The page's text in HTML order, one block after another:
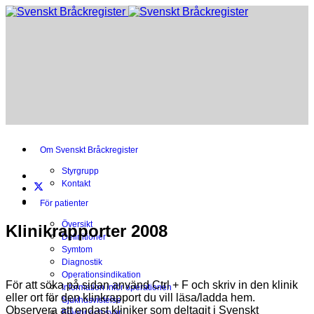
Om Svenskt Bråckregister
Styrgrupp
Kontakt
För patienter
Översikt
Definitioner
Symtom
Diagnostik
Operationsindikation
Information inför operationen
Sjukhusvistelse
Klinikrapporter 2008
För att söka på sidan användCtrl + F och skriv in den klinik
eller ort för den klinkrapport du vill läsa/ladda hem.
Observera att endast kliniker som deltagit i Svenskt